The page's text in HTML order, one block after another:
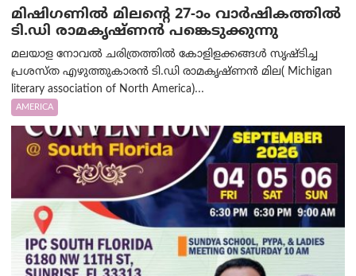
മിഷിഗണിൽ മിലന്റെ 27-ാം വാർഷികത്തിൽ
ടി.ഡി രാമകൃഷ്ണൻ പങ്കെടുക്കുന്നു
മലയാള നോവൽ ചരിത്രത്തിൽ കോളിളക്കങ്ങൾ സൃഷ്ടിച്ച
പ്രശസ്‌ത എഴുത്തുകാരൻ ടി.ഡി രാമകൃഷ്ണൻ മില( Michigan
literary association of North America)...
AMERICA